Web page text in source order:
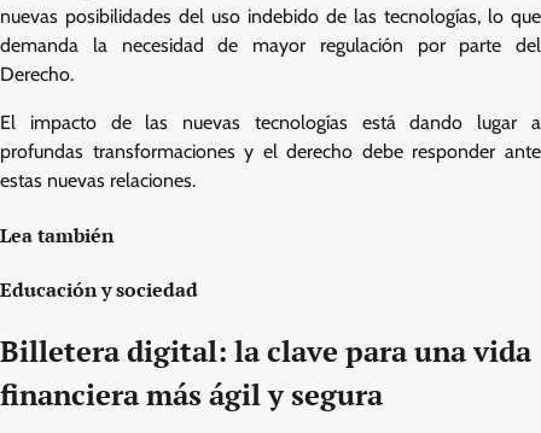
nuevas posibilidades del uso indebido de las tecnologías, lo que
demanda la necesidad de mayor regulación por parte del
Derecho.
El impacto de las nuevas tecnologías está dando lugar a
profundas transformaciones y el derecho debe responder ante
estas nuevas relaciones.
Lea también
Educación y sociedad
Billetera digital: la clave para una vida
financiera más ágil y segura